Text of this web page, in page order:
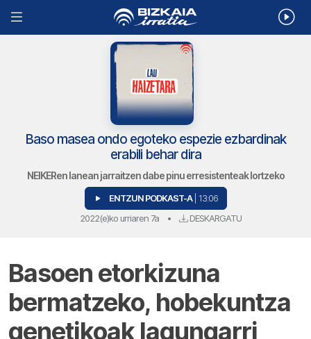
Baso masea ondo egoteko espezie ezbardinak
erabili behar dira
NEIKERen lanean jarraitzen dabe pinu erresistenteak lortzeko
ENTZUN PODKAST-A | 13:06
2022(e)ko urriaren 7a • DESKARGATU
Basoen etorkizuna
bermatzeko, hobekuntza
genetikoak lagungarri